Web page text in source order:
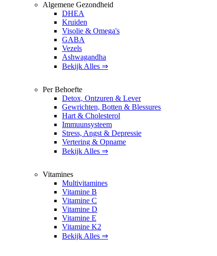
Algemene Gezondheid
DHEA
Kruiden
Visolie & Omega's
GABA
Vezels
Ashwagandha
Bekijk Alles ⇒
Per Behoefte
Detox, Ontzuren & Lever
Gewrichten, Botten & Blessures
Hart & Cholesterol
Immuunsysteem
Stress, Angst & Depressie
Vertering & Opname
Bekijk Alles ⇒
Vitamines
Multivitamines
Vitamine B
Vitamine C
Vitamine D
Vitamine E
Vitamine K2
Bekijk Alles ⇒